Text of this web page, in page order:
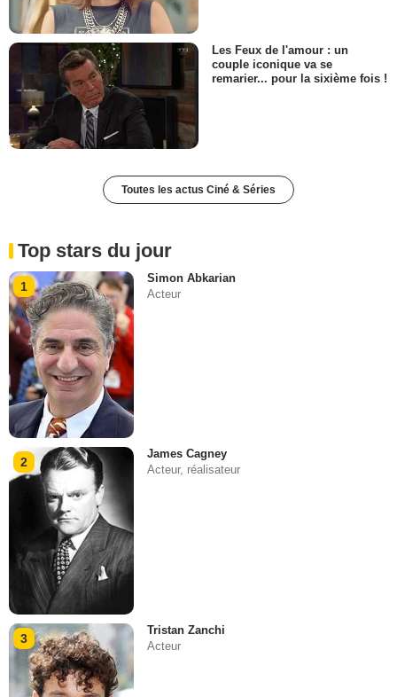
Les Feux de l'amour : un
couple iconique va se
remarier... pour la sixième fois !
Toutes les actus Ciné & Séries
Top stars du jour
1
Simon Abkarian
Acteur
2
James Cagney
Acteur, réalisateur
3
Tristan Zanchi
Acteur